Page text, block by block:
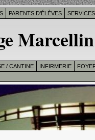
PARENTS D’ÉLÈVES
/ CANTINE INFIRMERIE